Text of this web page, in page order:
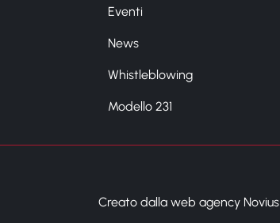
Eventi
News
Whistleblowing
Modello 231
Creato dalla web agency Novius